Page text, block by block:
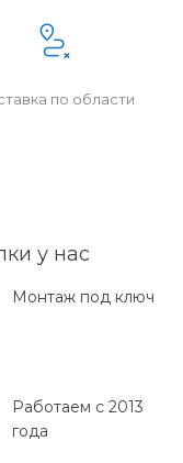
по области
у нас
Монтаж под ключ
Работаем с 2013
года